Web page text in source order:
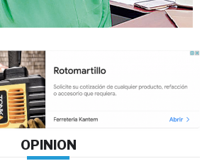
OPINION